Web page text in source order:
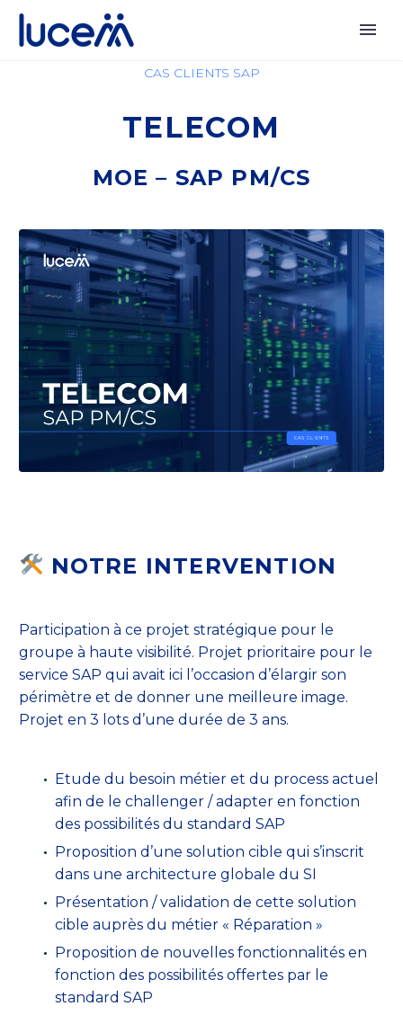
CAS CLIENTS SAP
TELECOM
MOE – SAP PM/CS
NOTRE INTERVENTION
Participation à ce projet stratégique pour le
groupe à haute visibilité. Projet prioritaire pour le
service SAP qui avait ici l’occasion d’élargir son
périmètre et de donner une meilleure image.
Projet en 3 lots d’une durée de 3 ans.
Etude du besoin métier et du process actuel
afin de le challenger / adapter en fonction
des possibilités du standard SAP
Proposition d’une solution cible qui s’inscrit
dans une architecture globale du SI
Présentation / validation de cette solution
cible auprès du métier « Réparation »
Proposition de nouvelles fonctionnalités en
fonction des possibilités offertes par le
standard SAP